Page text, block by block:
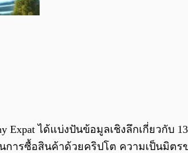
ได้แบ่งปันข้อมูลเชิงลึกเกี่ยวกับ
ารซื้อสินค้าด้วยคริปโต ความเป็นมิต